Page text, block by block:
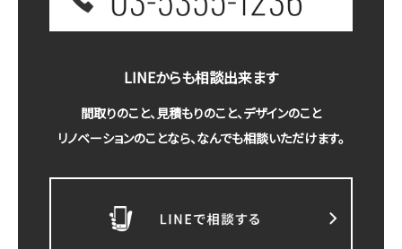
LINEからも相談出来ます
間取りのこと、見積もりのこと、デザインのこと
リノベーションのことなら、なんでも相談いただけます。